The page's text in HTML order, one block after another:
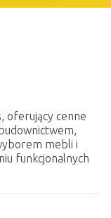
oferujący cenne
mebli i
funkcjonalnych